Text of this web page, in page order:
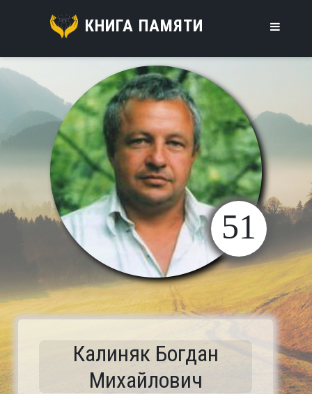
КНИГА ПАМЯТИ
51
Калиняк Богдан
Михайлович